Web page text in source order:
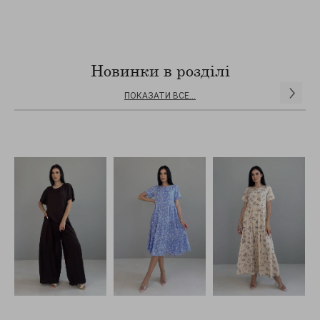
Новинки в розділі
ПОКАЗАТИ ВСЕ...